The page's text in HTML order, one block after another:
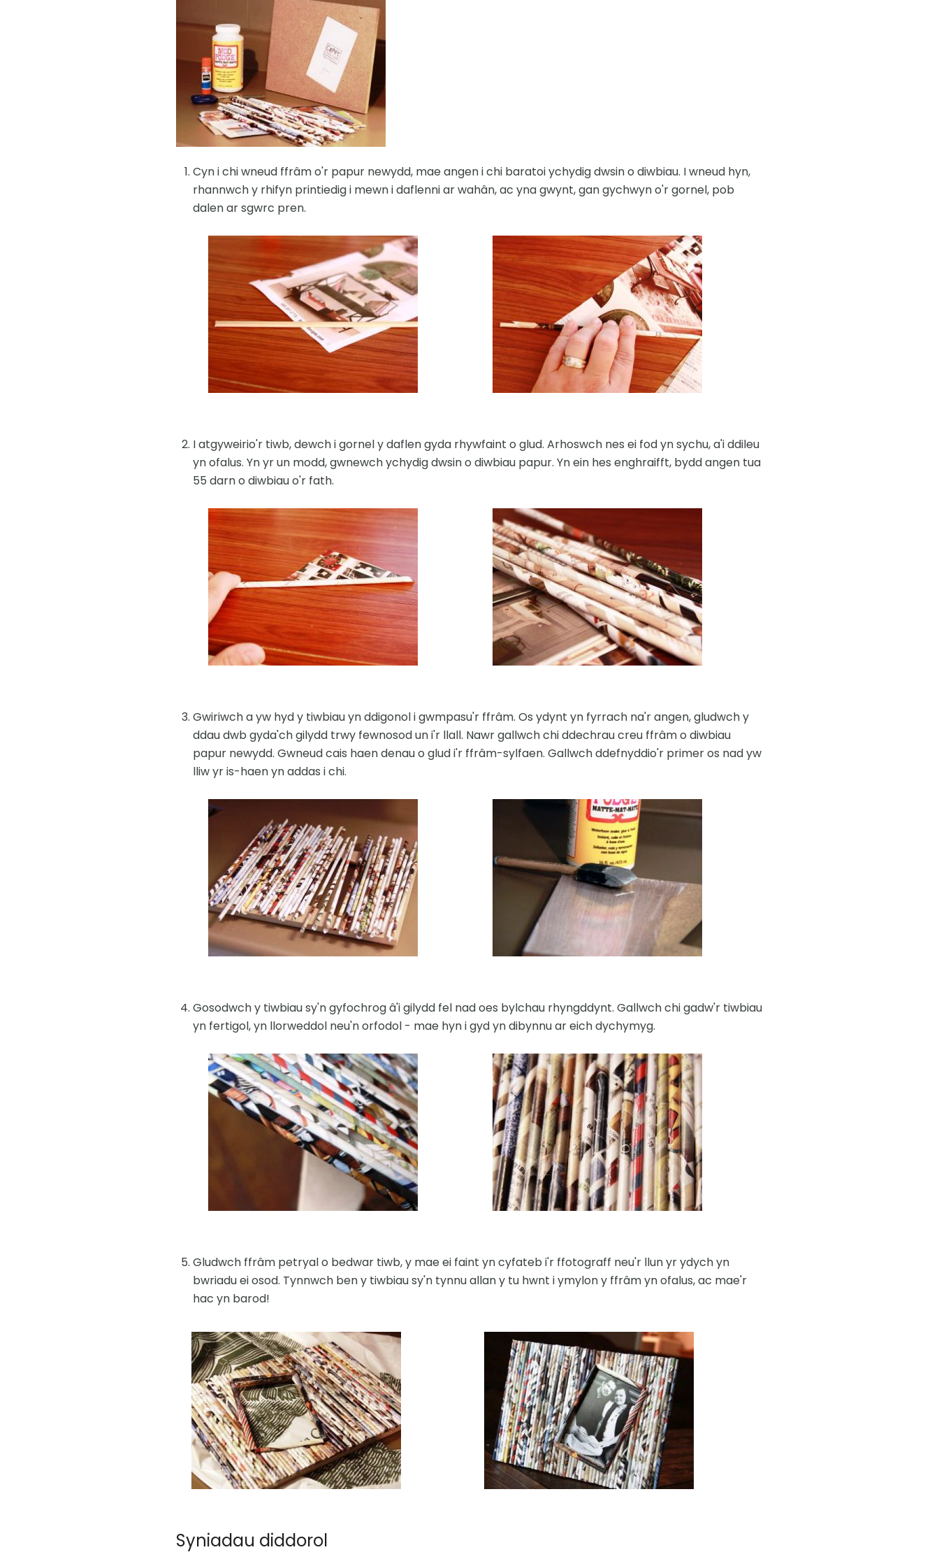
Cyn i chi wneud ffrâm o'r papur newydd, mae angen i chi baratoi ychydig dwsin o diwbiau. I wneud hyn,
rhannwch y rhifyn printiedig i mewn i daflenni ar wahân, ac yna gwynt, gan gychwyn o'r gornel, pob
dalen ar sgwrc pren.
I atgyweirio'r tiwb, dewch i gornel y daflen gyda rhywfaint o glud. Arhoswch nes ei fod yn sychu, a'i ddileu
yn ofalus. Yn yr un modd, gwnewch ychydig dwsin o diwbiau papur. Yn ein hes enghraifft, bydd angen tua
55 darn o diwbiau o'r fath.
Gwiriwch a yw hyd y tiwbiau yn ddigonol i gwmpasu'r ffrâm. Os ydynt yn fyrrach na'r angen, gludwch y
ddau dwb gyda'ch gilydd trwy fewnosod un i'r llall. Nawr gallwch chi ddechrau creu ffrâm o diwbiau
papur newydd. Gwneud cais haen denau o glud i'r ffrâm-sylfaen. Gallwch ddefnyddio'r primer os nad yw
lliw yr is-haen yn addas i chi.
Gosodwch y tiwbiau sy'n gyfochrog â'i gilydd fel nad oes bylchau rhyngddynt. Gallwch chi gadw'r tiwbiau
yn fertigol, yn llorweddol neu'n orfodol - mae hyn i gyd yn dibynnu ar eich dychymyg.
Gludwch ffrâm petryal o bedwar tiwb, y mae ei faint yn cyfateb i'r ffotograff neu'r llun yr ydych yn
bwriadu ei osod. Tynnwch ben y tiwbiau sy'n tynnu allan y tu hwnt i ymylon y ffrâm yn ofalus, ac mae'r
hac yn barod!
Syniadau diddorol